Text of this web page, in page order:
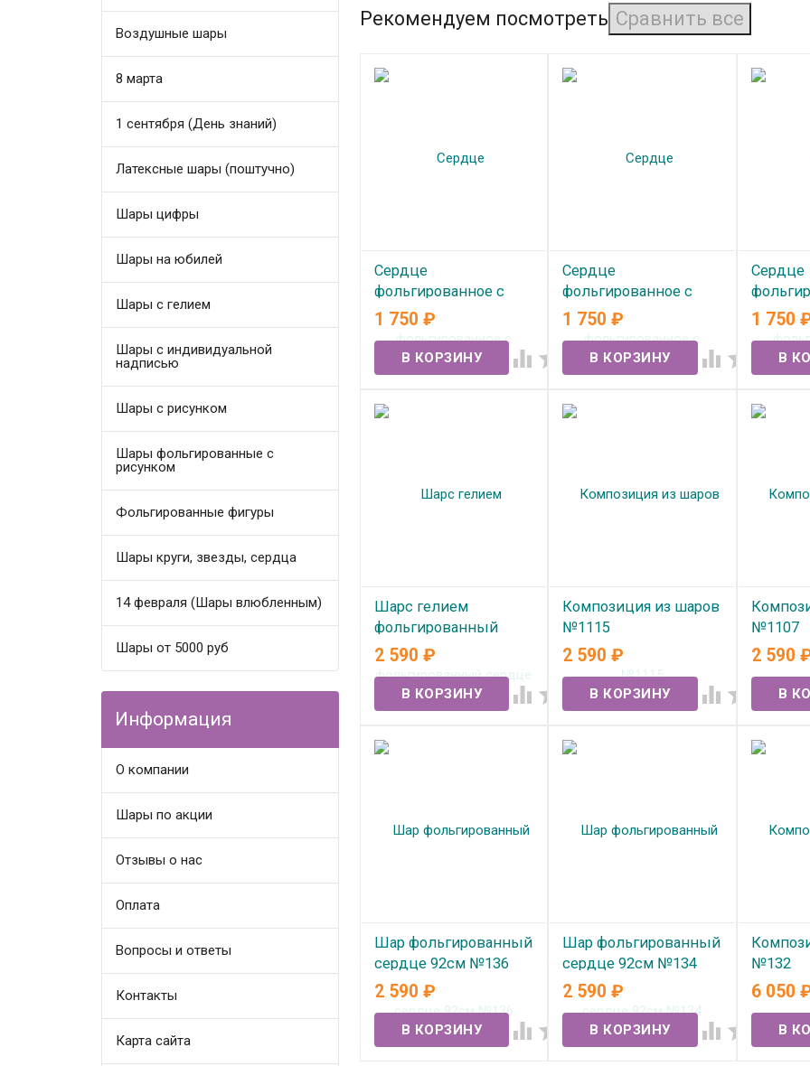
Воздушные шары
8 марта
1 сентября (День знаний)
Латексные шары (поштучно)
Шары цифры
Шары на юбилей
Шары с гелием
Шары с индивидуальной
надписью
Шары с рисунком
Шары фольгированные с
рисунком
Фольгированные фигуры
Шары круги, звезды, сердца
14 февраля (Шары влюбленным)
Шары от 5000 руб
Информация
О компании
Шары по акции
Отзывы о нас
Оплата
Вопросы и ответы
Контакты
Карта сайта
Рекомендуем посмотреть
Сердце
фольгированное с
гелием "С ДР
КРАСОТКА" (85см) две
разных стороны
1 750 ₽
 
Сердце
фольгированное с
гелием "С ДР Пионы"
(85см)
В наличии
1 750₽
 
Сердце
гелием
ЛЮБЛЮ
1 750
Шарс гелием
фольгированный
сердце №1035
В наличии
2 590 ₽
 
Композиция из шаров
№1115
В наличии
2 590₽
 
№1107
В
2 590
Шар фольгированный
сердце 92см №136
В наличии
2 590 ₽
 
Шар фольгированный
сердце 92см №134
В наличии
2 590₽
 
№132
В
6 050